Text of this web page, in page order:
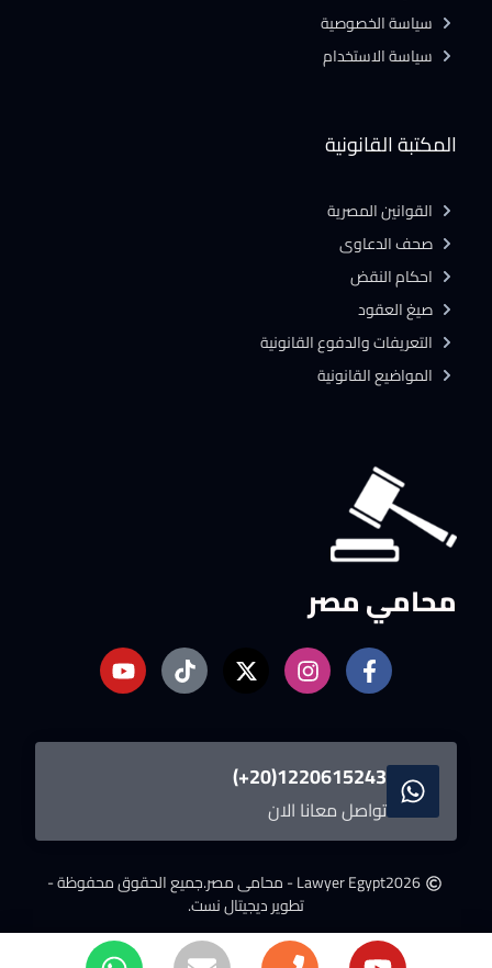
محامي مصر
1220615243(20+)
تواصل معانا الان
2026Lawyer Egypt - محامى مصر.
جميع الحقوق محفوظة -
تطوير ديجيتال نست.
المكتبة القانونية
القوانين المصرية
صحف الدعاوى
احكام النقض
صيغ العقود
التعريفات والدفوع القانونية
المواضيع القانونية
سياسة الخصوصية
سياسة الاستخدام